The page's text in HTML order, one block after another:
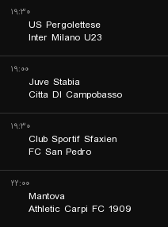
۱۹:۳۰
US Pergolettese
Inter Milano U23
۱۹:۰۰
Juve Stabia
Citta DI Campobasso
۱۹:۳۰
Club Sportif Sfaxien
FC San Pedro
۲۲:۰۰
Mantova
Athletic Carpi FC 1909